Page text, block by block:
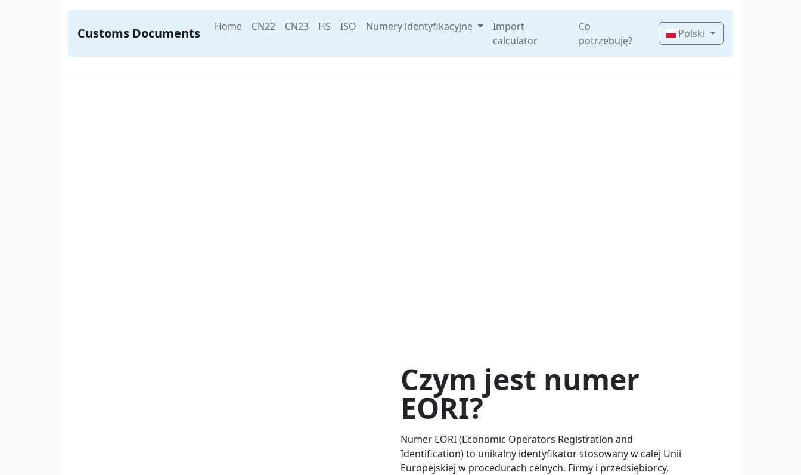
Customs Documents Home CN22 CN23 HS ISO Numery identyfikacyjne
Import-
calculator
Co
potrzebuję?
Polski
Czym jest numer
EORI?
Numer EORI (Economic Operators Registration and
Identification) to unikalny identyfikator stosowany w całej Unii
Europejskiej w procedurach celnych. Firmy i przedsiębiorcy,